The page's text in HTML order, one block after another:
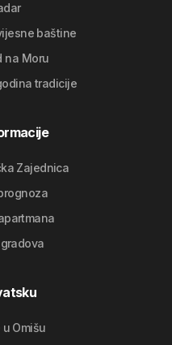
baštine
na Moru
tradicije
Zajednica
Omišu